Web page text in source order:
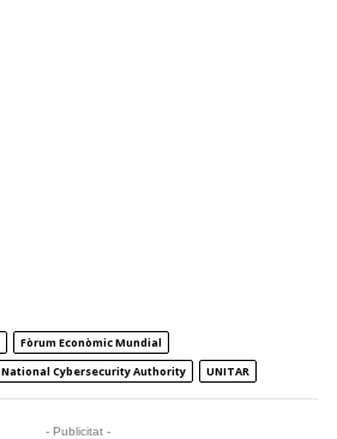
Fòrum Econòmic Mundial
National Cybersecurity Authority UNITAR
- Publicitat -